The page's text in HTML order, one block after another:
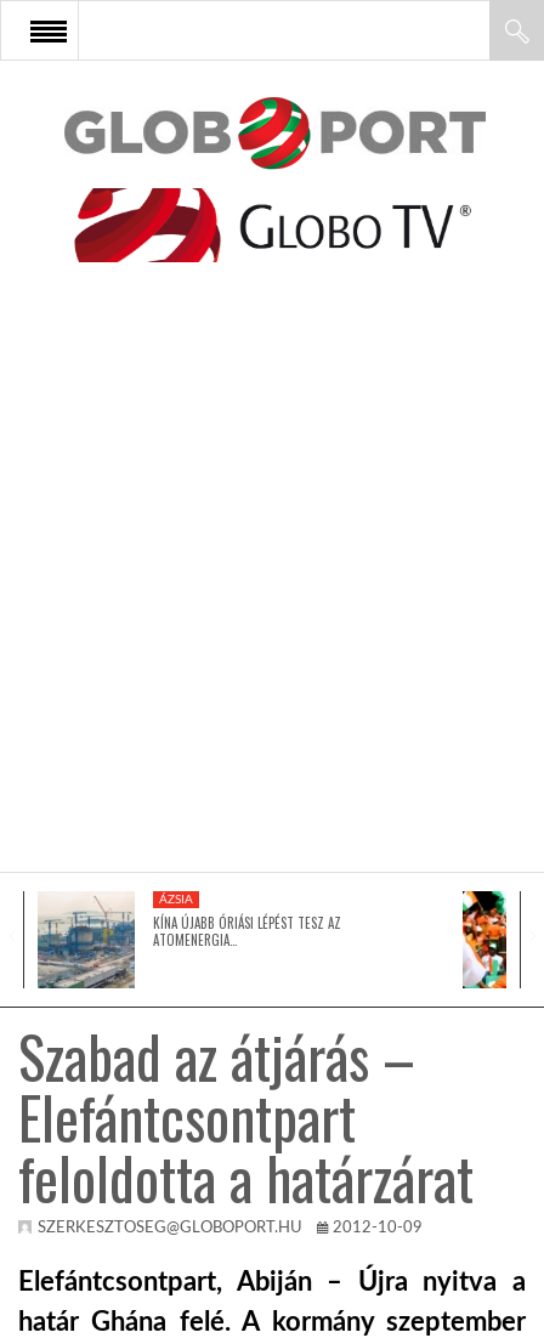
FŐOLDAL
AFRIKA
GLOBOTV BP
HÍR3D
TROPICALMAGAZIN
GLOBOTV
AFRIKA TUDÁSTÁR
ÁZSIA
KÍNA ÚJABB ÓRIÁSI LÉPÉST TESZ AZ
ATOMENERGIA…
Szabad az átjárás –
Elefántcsontpart
feloldotta a határzárat
SZERKESZTOSEG@GLOBOPORT.HU 2012-10-09
Elefántcsontpart, Abiján – Újra nyitva a
határ Ghána felé. A kormány szeptember